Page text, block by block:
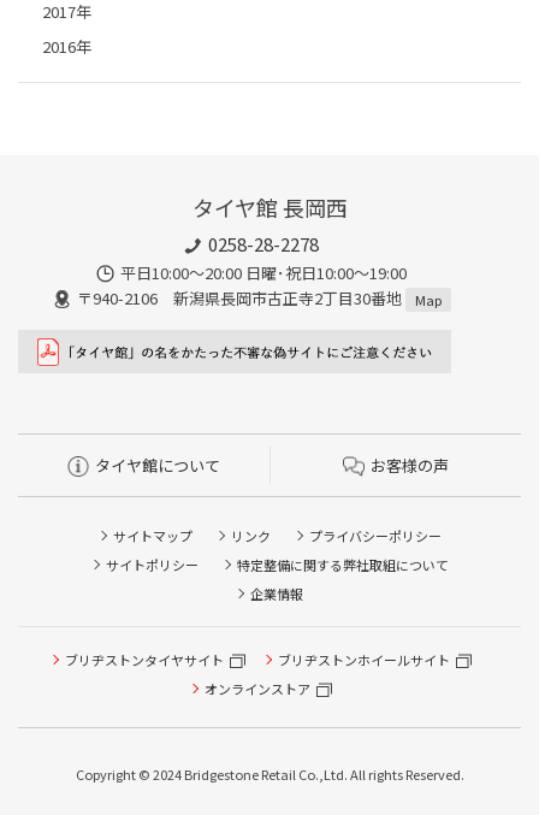
2017年
2016年
タイヤ館 長岡西
0258-28-2278
平日10:00～20:00 日曜･祝日10:00～19:00
〒940-2106 新潟県長岡市古正寺2丁目30番地
Map
タイヤ館について お客様の声
サイトマップ リンク
プライバシーポリシー
サイトポリシー
特定整備に関する弊社取組について
企業情報
ブリヂストンタイヤサイト
ブリヂストンホイールサイト
オンラインストア
Copyright © 2024 Bridgestone Retail Co.,Ltd. All rights Reserved.
タイヤ点検・安全点検/タイヤ履き替え/オイル交換/その他